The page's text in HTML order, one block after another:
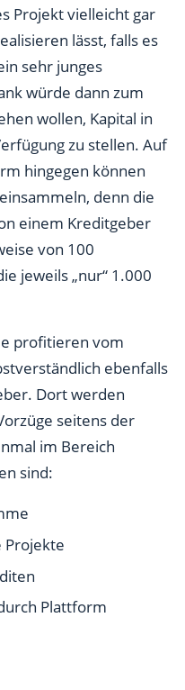
Projekt vielleicht gar
lässt, falls es
sehr junges
würde dann zum
wollen, Kapital in
zu stellen. Auf
hingegen können
denn die
einem Kreditgeber
von 100
jeweils „nur“ 1.000
profitieren vom
ebenfalls
Dort werden
seitens der
im Bereich
sind:
Projekte
Plattform